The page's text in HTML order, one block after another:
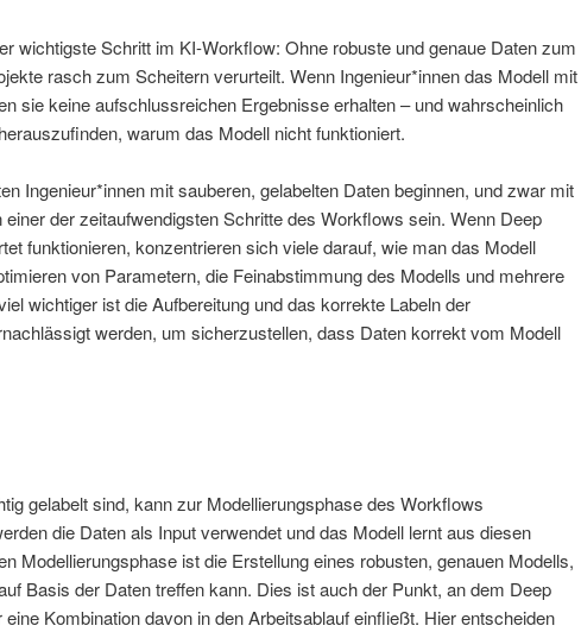
wichtigste Schritt im KI-Workflow: Ohne robuste und genaue Daten zum
rasch zum Scheitern verurteilt. Wenn Ingenieur*innen das Modell mit
sie keine aufschlussreichen Ergebnisse erhalten – und wahrscheinlich
warum das Modell nicht funktioniert.
Ingenieur*innen mit sauberen, gelabelten Daten beginnen, und zwar mit
der zeitaufwendigsten Schritte des Workflows sein. Wenn Deep
funktionieren, konzentrieren sich viele darauf, wie man das Modell
von Parametern, die Feinabstimmung des Modells und mehrere
wichtiger ist die Aufbereitung und das korrekte Labeln der
werden, um sicherzustellen, dass Daten korrekt vom Modell
gelabelt sind, kann zur Modellierungsphase des Workflows
die Daten als Input verwendet und das Modell lernt aus diesen
Modellierungsphase ist die Erstellung eines robusten, genauen Modells,
Basis der Daten treffen kann. Dies ist auch der Punkt, an dem Deep
Kombination davon in den Arbeitsablauf einfließt. Hier entscheiden